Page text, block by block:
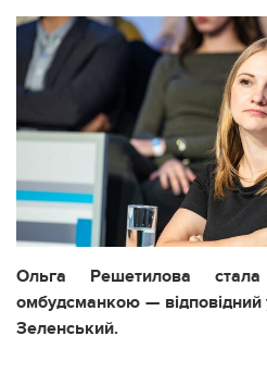
Ольга Решетилова
омбудсманкою — відповідний
Зеленський.